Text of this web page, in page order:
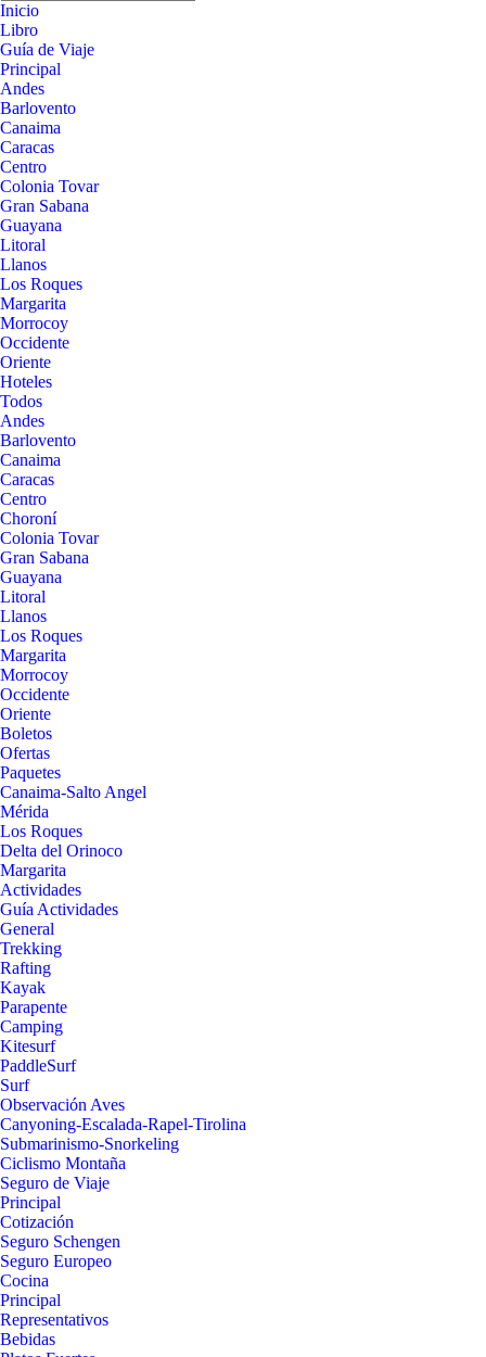
Inicio
Libro
Guía de Viaje
Principal
Andes
Barlovento
Canaima
Caracas
Centro
Colonia Tovar
Gran Sabana
Guayana
Litoral
Llanos
Los Roques
Margarita
Morrocoy
Occidente
Oriente
Hoteles
Todos
Andes
Barlovento
Canaima
Caracas
Centro
Choroní
Colonia Tovar
Gran Sabana
Guayana
Litoral
Llanos
Los Roques
Margarita
Morrocoy
Occidente
Oriente
Boletos
Ofertas
Paquetes
Canaima-Salto Angel
Mérida
Los Roques
Delta del Orinoco
Margarita
Actividades
Guía Actividades
General
Trekking
Rafting
Kayak
Parapente
Camping
Kitesurf
PaddleSurf
Surf
Observación Aves
Canyoning-Escalada-Rapel-Tirolina
Submarinismo-Snorkeling
Ciclismo Montaña
Seguro de Viaje
Principal
Cotización
Seguro Schengen
Seguro Europeo
Cocina
Principal
Representativos
Bebidas